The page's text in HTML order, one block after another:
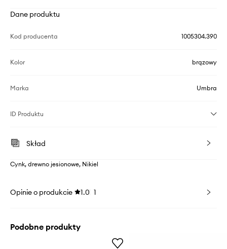
Dane produktu
Kod producenta 1005304.390
Kolor brązowy
Marka Umbra
ID Produktu
Skład
Cynk, drewno jesionowe, Nikiel
Opinie o produkcie 1.0 1
Podobne produkty